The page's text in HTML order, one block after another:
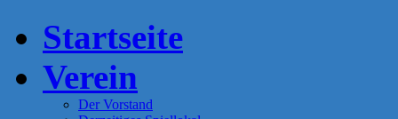
Startseite
Verein
Der Vorstand